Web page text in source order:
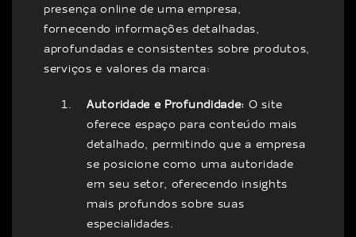
presença online de uma empresa,
fornecendo informações detalhadas,
aprofundadas e consistentes sobre produtos,
serviços e valores da marca:
Autoridade e Profundidade: O site
oferece espaço para conteúdo mais
detalhado, permitindo que a empresa
se posicione como uma autoridade
em seu setor, oferecendo insights
mais profundos sobre suas
especialidades.